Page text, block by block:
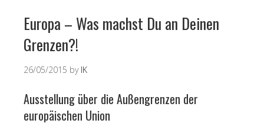
Europa – Was machst Du an Deinen
Grenzen?!
26/05/2015 by IK
Ausstellung über die Außengrenzen der
europäischen Union